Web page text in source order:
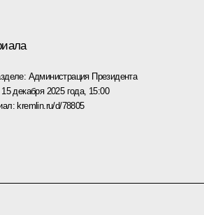
Администрация Президента
15 декабря 2025 года, 15:00
kremlin.ru/d/78805